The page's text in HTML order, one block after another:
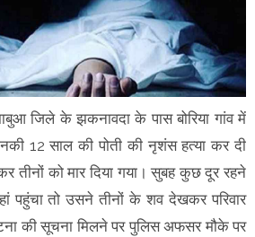
जिले के झकनावदा के पास बोरिया गांव में
12 साल की पोती की नृशंस हत्या कर दी
तीनों को मार दिया गया। सुबह कुछ दूर रहने
पहुंचा तो उसने तीनों के शव देखकर परिवार
की सूचना मिलने पर पुलिस अफसर मौके पर